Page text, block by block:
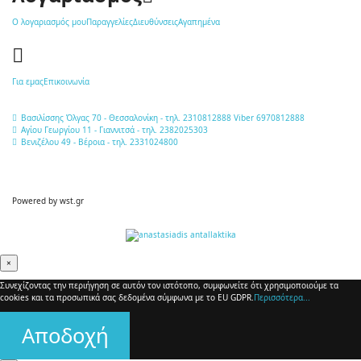
Ο λογαριασμός μουΠαραγγελίεςΔιευθύνσειςΑγαπημένα
Για εμαςΕπικοινωνία
Βασιλίσσης Όλγας 70 - Θεσσαλονίκη - τηλ. 2310812888 Viber 6970812888
Αγίου Γεωργίου 11 - Γιαννιτσά - τηλ. 2382025303
Βενιζέλου 49 - Βέροια - τηλ. 2331024800
Powered by wst.gr
×
Συνεχίζοντας την περιήγηση σε αυτόν τον ιστότοπο, συμφωνείτε ότι χρησιμοποιούμε τα
cookies και τα προσωπικά σας δεδομένα σύμφωνα με το EU GDPR.Περισσότερα...
Αποδοχή